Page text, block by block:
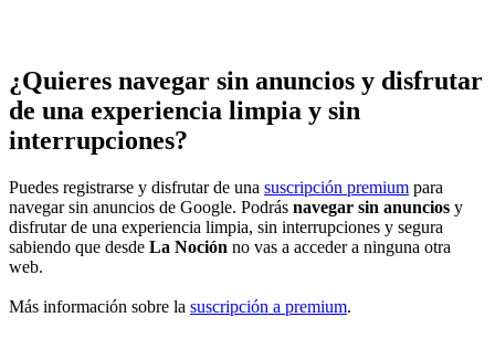
¿Quieres navegar sin anuncios y disfrutar
de una experiencia limpia y sin
interrupciones?
Puedes registrarse y disfrutar de una suscripción premium para
navegar sin anuncios de Google. Podrás navegar sin anuncios y
disfrutar de una experiencia limpia, sin interrupciones y segura
sabiendo que desde La Noción no vas a acceder a ninguna otra
web.
Más información sobre la suscripción a premium.